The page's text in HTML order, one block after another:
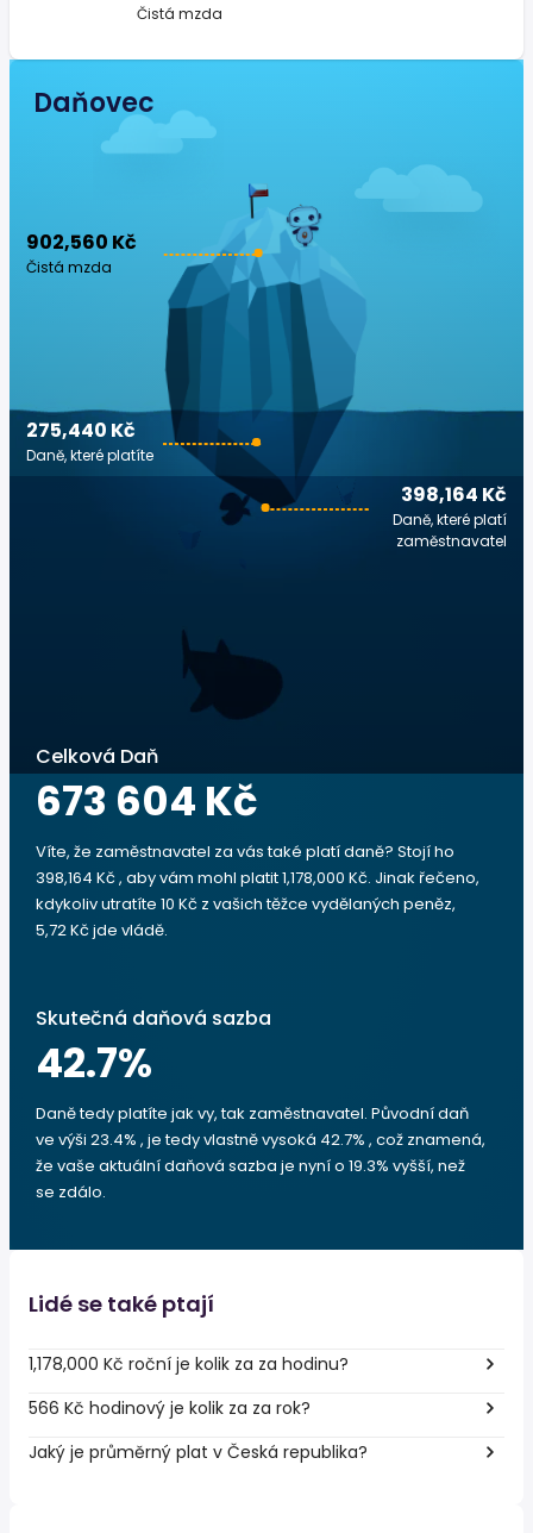
Čistá mzda
Daňovec
902,560 Kč
Čistá mzda
398,164 Kč
Daně, které platí
zaměstnavatel
275,440 Kč
Daně, které platíte
Celková Daň
673 604 Kč
Víte, že zaměstnavatel za vás také platí daně? Stojí ho
398,164 Kč , aby vám mohl platit 1,178,000 Kč. Jinak řečeno,
kdykoliv utratíte 10 Kč z vašich těžce vydělaných peněz,
5,72 Kč jde vládě.
Skutečná daňová sazba
42.7%
Daně tedy platíte jak vy, tak zaměstnavatel. Původní daň
ve výši 23.4% , je tedy vlastně vysoká 42.7% , což znamená,
že vaše aktuální daňová sazba je nyní o 19.3% vyšší, než
se zdálo.
Lidé se také ptají
1,178,000 Kč roční je kolik za za hodinu?
566 Kč hodinový je kolik za za rok?
Jaký je průměrný plat v Česká republika?